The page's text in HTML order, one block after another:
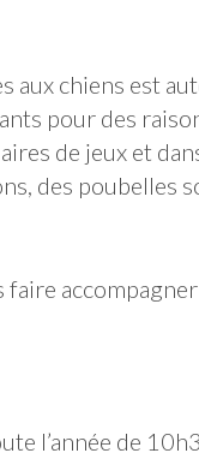
aux chiens est
pour des
de jeux et
des poubelles
faire
l’année de